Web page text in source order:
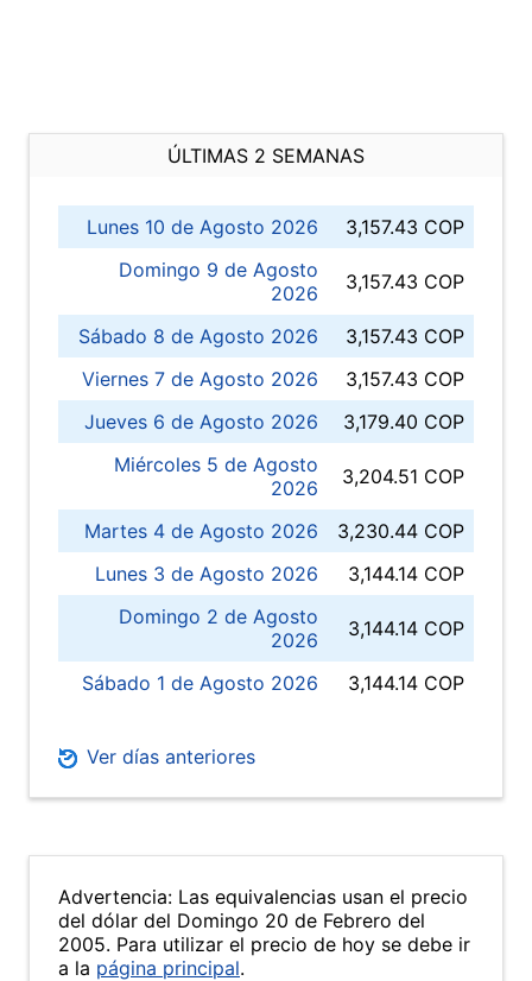
ÚLTIMAS 2 SEMANAS
Lunes 10 de Agosto 2026
3,157.43 COP
Domingo 9 de Agosto
2026
3,157.43 COP
Sábado 8 de Agosto 2026
3,157.43 COP
Viernes 7 de Agosto 2026
3,157.43 COP
Jueves 6 de Agosto 2026
3,179.40 COP
Miércoles 5 de Agosto
2026
3,204.51 COP
Martes 4 de Agosto 2026
3,230.44 COP
Lunes 3 de Agosto 2026
3,144.14 COP
Domingo 2 de Agosto
2026
3,144.14 COP
Sábado 1 de Agosto 2026 3,144.14 COP
Ver días anteriores
Advertencia: Las equivalencias usan el precio
del dólar del Domingo 20 de Febrero del
2005. Para utilizar el precio de hoy se debe ir
a la página principal.